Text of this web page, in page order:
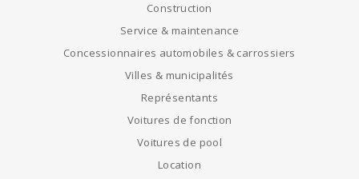
Construction
Service & maintenance
Concessionnaires automobiles & carrossiers
Villes & municipalités
Représentants
Voitures de fonction
Voitures de pool
Location